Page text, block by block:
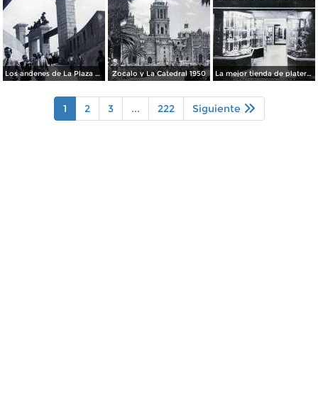
Los andenes de La Plaza de toros Ciudad de México 1950 Zocalo y La Catedral 1950 La mejor tienda de plateria.
1 2 3 ... 222 Siguiente